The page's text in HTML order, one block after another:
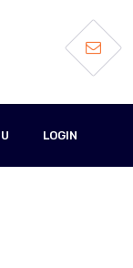
LOGIN